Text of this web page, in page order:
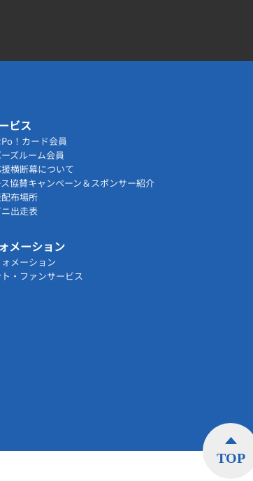
ビス
！カード会員
ズルーム会員
横断幕について
協賛キャンペーン＆スポンサー紹介
布場所
出走表
メーション
メーション
・ファンサービス